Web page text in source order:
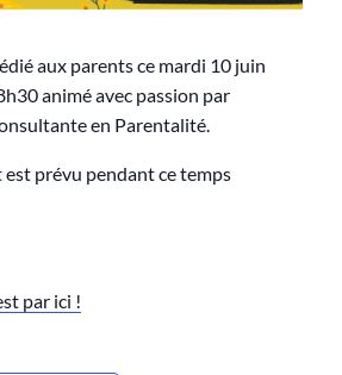
aux parents ce mardi 10 juin
animé avec passion par
en Parentalité.
est prévu pendant ce temps
par ici !